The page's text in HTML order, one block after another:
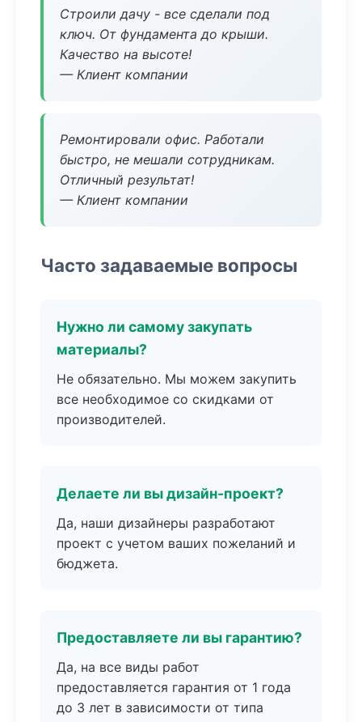
Строили дачу - все сделали под
ключ. От фундамента до крыши.
Качество на высоте!
— Клиент компании
Ремонтировали офис. Работали
быстро, не мешали сотрудникам.
Отличный результат!
— Клиент компании
Часто задаваемые вопросы
Нужно ли самому закупать
материалы?
Не обязательно. Мы можем закупить
все необходимое со скидками от
производителей.
Делаете ли вы дизайн-проект?
Да, наши дизайнеры разработают
проект с учетом ваших пожеланий и
бюджета.
Предоставляете ли вы гарантию?
Да, на все виды работ
предоставляется гарантия от 1 года
до 3 лет в зависимости от типа